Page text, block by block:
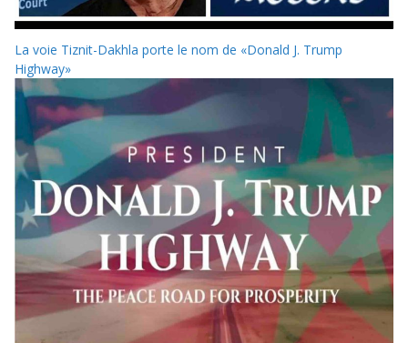
La voie Tiznit-Dakhla porte le nom de «Donald J. Trump
Highway»